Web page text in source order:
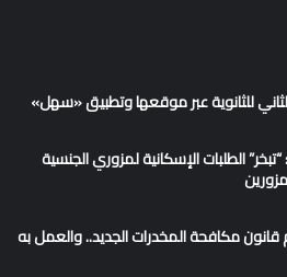
الثاني للثانوية عبر موقعها وتطبيق «سهل»
الطلبات الإسكانية لمزوري الجنسية
مكافحة المخدرات الجديد.. والعمل به